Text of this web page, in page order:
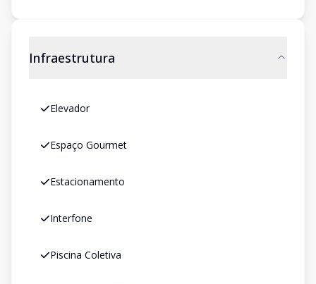
Infraestrutura
Elevador
Espaço Gourmet
Estacionamento
Interfone
Piscina Coletiva